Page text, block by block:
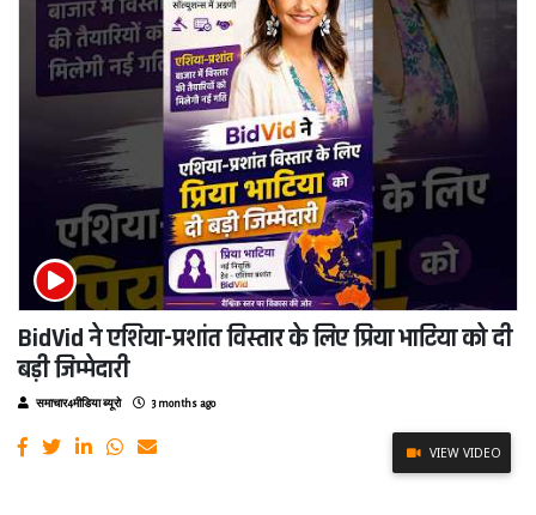
BidVid ने एशिया-प्रशांत विस्तार के लिए प्रिया भाटिया को दी
बड़ी जिम्मेदारी
समाचार4मीडिया ब्यूरो 3 months ago
VIEW VIDEO